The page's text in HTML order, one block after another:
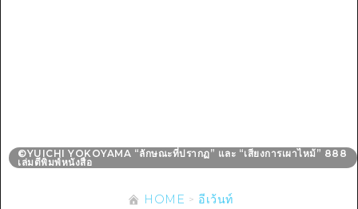
ฮิโรชิม่า โมชิ โมชิ ทราเวล
บริเวณรอบเมืองฮิโรชิม่า
บริเวณรอบเมืองฮิโรชิม่า
อากิ
อีเว้นท์
ข้อมูลตามฤดูกาล
HOME อีเว้นท์
©YUICHI YOKOYAMA “ลักษณะที่ปรากฏ” และ “เสียงการเผาไหม้” 888
เล่มตีพิมพ์หนังสือ